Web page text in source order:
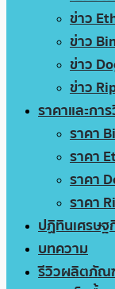
ข่าว
ข่าว
ข่าว
ข่าว
ราคาและการ
ราคา
ราคา
ราคา
ราคา
ปฏิทินเศรษฐ
บทความ
รีวิวผลิตภัณ